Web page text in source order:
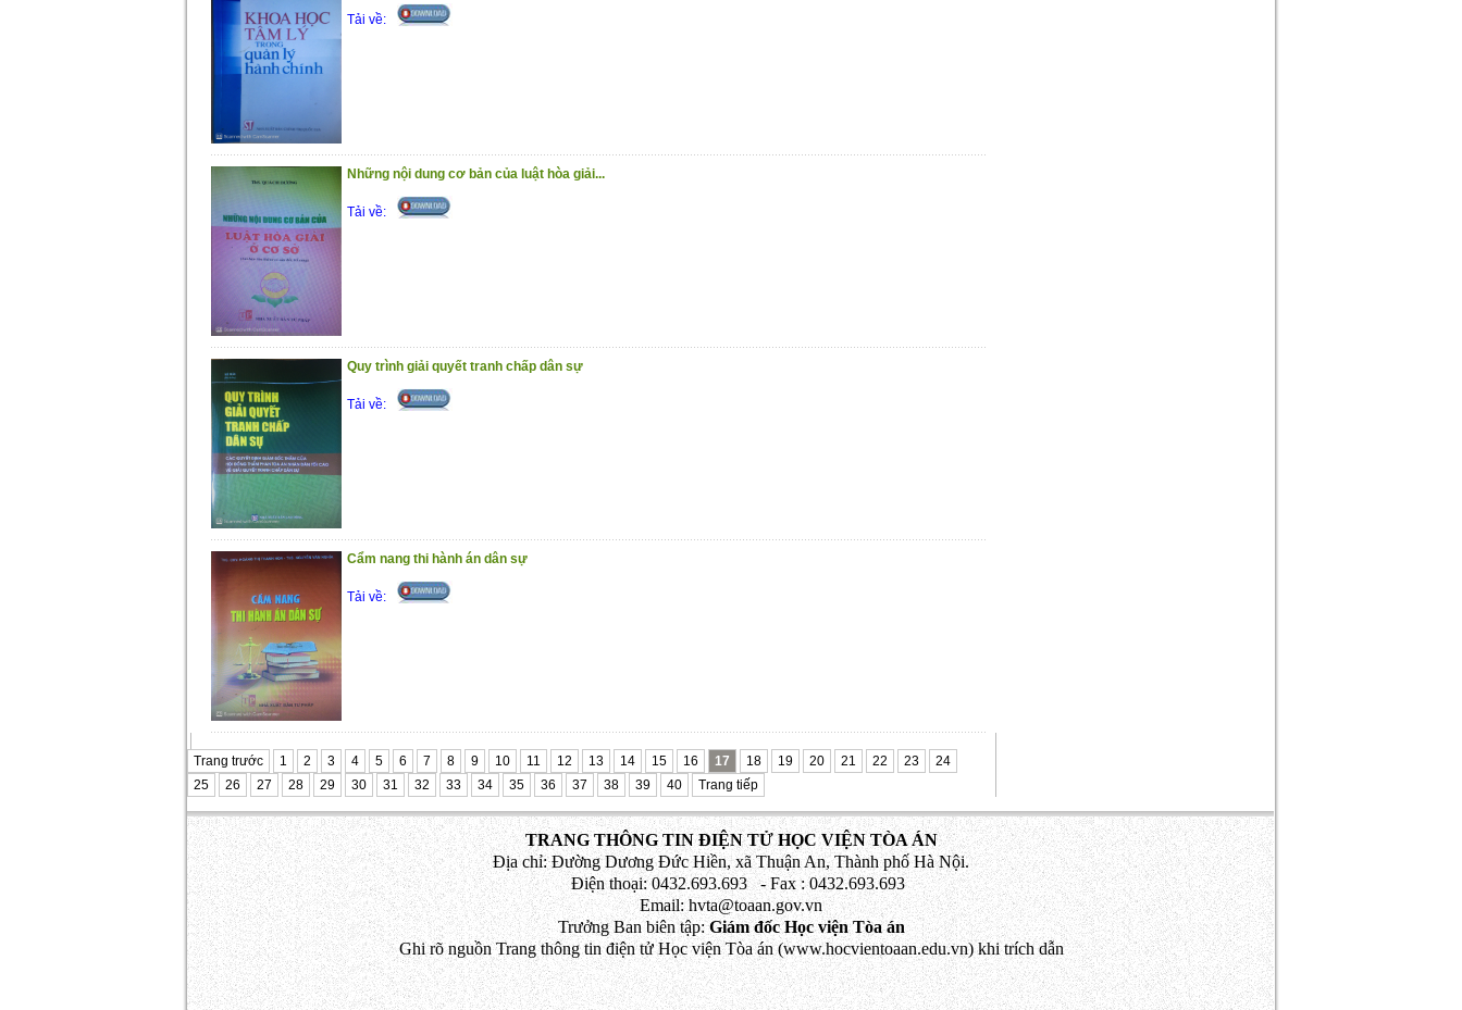
Tải về:
Những nội dung cơ bản của luật hòa giải...
Tải về:
Quy trình giải quyết tranh chấp dân sự
Tải về:
Cẩm nang thi hành án dân sự
Tải về:
Trang trước 1 2 3 4 5 6 7 8 9 10 11 12 13 14 15 16 17 18 19 20 21 22 23
24
25
26 27 28 29 30 31 32 33 34 35 36 37 38 39 40 Trang tiếp
TRANG THÔNG TIN ĐIỆN TỬ HỌC VIỆN TÒA ÁN
Địa chỉ: Đường Dương Đức Hiền, xã Thuận An, Thành phố Hà Nội.
Điện thoại: 0432.693.693 - Fax : 0432.693.693
Email: hvta@toaan.gov.vn
Trưởng Ban biên tập:Giám đốc Học viện Tòa án
Ghi rõ nguồn Trang thông tin điện tử Học viện Tòa án (www.hocvientoaan.edu.vn) khi trích dẫn